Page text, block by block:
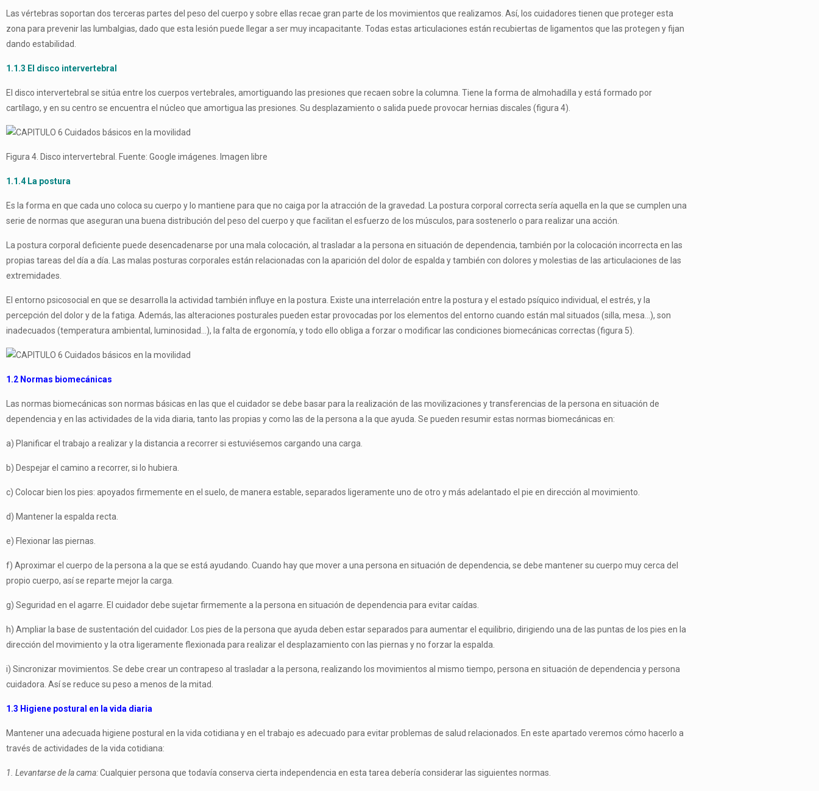
Las vértebras soportan dos terceras partes del peso del cuerpo y sobre ellas recae gran parte de los movimientos que realizamos. Así, los cuidadores tienen que pro­teger esta
zona para prevenir las lumbalgias, dado que esta lesión puede llegar a ser muy incapacitante. Todas estas articulaciones están recubiertas de ligamentos que las protegen y fijan
dando estabilidad.
1.1.3 El disco intervertebral
El disco intervertebral se sitúa entre los cuerpos vertebrales, amortiguando las pre­siones que recaen sobre la columna. Tiene la forma de almohadilla y está formado por
cartílago, y en su centro se encuentra el núcleo que amortigua las presiones. Su desplazamiento o salida puede provocar hernias discales (figura 4).
Figura 4. Disco intervertebral. Fuente: Google imágenes. Imagen libre
1.1.4 La postura
Es la forma en que cada uno coloca su cuerpo y lo mantiene para que no caiga por la atracción de la gravedad. La postura corporal correcta sería aquella en la que se cumplen una
serie de normas que aseguran una buena distribución del peso del cuerpo y que facilitan el esfuerzo de los músculos, para sostenerlo o para realizar una acción.
La postura corporal deficiente puede desencadenarse por una mala colocación, al trasladar a la persona en situación de dependencia, también por la colocación incorrecta en las
propias tareas del día a día. Las malas posturas corporales están relacionadas con la aparición del dolor de espalda y también con dolores y moles­tias de las articulaciones de las
extremidades.
El entorno psicosocial en que se desarrolla la actividad también influye en la pos­tura. Existe una interrelación entre la postura y el estado psíquico individual, el estrés, y la
percepción del dolor y de la fatiga. Además, las alteraciones posturales pueden estar provocadas por los elementos del entorno cuando están mal situados (silla, mesa…), son
inadecuados (temperatura ambiental, luminosidad…), la falta de ergonomía, y todo ello obliga a forzar o modificar las condiciones biomecáni­cas correctas (figura 5).
1.2 Normas biomecánicas
Las normas biomecánicas son normas básicas en las que el cuidador se debe basar para la realización de las movilizaciones y transferencias de la persona en situa­ción de
dependencia y en las actividades de la vida diaria, tanto las propias y como las de la persona a la que ayuda. Se pueden resumir estas normas biomecánicas en:
a) Planificar el trabajo a realizar y la distancia a recorrer si estuviésemos car­gando una carga.
b) Despejar el camino a recorrer, si lo hubiera.
c) Colocar bien los pies: apoyados firmemente en el suelo, de manera estable, separados ligeramente uno de otro y más adelantado el pie en dirección al movimiento.
d) Mantener la espalda recta.
e) Flexionar las piernas.
f) Aproximar el cuerpo de la persona a la que se está ayudando. Cuando hay que mover a una persona en situación de dependencia, se debe mantener su cuerpo muy cerca del
propio cuerpo, así se reparte mejor la carga.
g) Seguridad en el agarre. El cuidador debe sujetar firmemente a la persona en situación de dependencia para evitar caídas.
h) Ampliar la base de sustentación del cuidador. Los pies de la persona que ayuda deben estar separados para aumentar el equilibrio, dirigiendo una de las puntas de los pies en la
dirección del movimiento y la otra ligeramente flexionada para realizar el desplazamiento con las piernas y no forzar la espalda.
i) Sincronizar movimientos. Se debe crear un contrapeso al trasladar a la per­sona, realizando los movimientos al mismo tiempo, persona en situación de dependencia y persona
cuidadora. Así se reduce su peso a menos de la mitad.
1.3 Higiene postural en la vida diaria
Mantener una adecuada higiene postural en la vida cotidiana y en el trabajo es adecuado para evitar problemas de salud relacionados. En este apartado veremos cómo hacerlo a
través de actividades de la vida cotidiana:
1. Levantarse de la cama:Cualquier persona que todavía conserva cierta inde­pendencia en esta tarea debería considerar las siguientes normas.